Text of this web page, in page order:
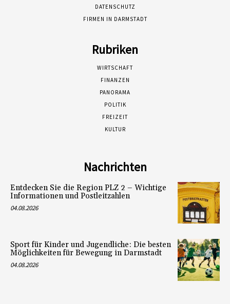
DATENSCHUTZ
FIRMEN IN DARMSTADT
Rubriken
WIRTSCHAFT
FINANZEN
PANORAMA
POLITIK
FREIZEIT
KULTUR
Nachrichten
Entdecken Sie die Region PLZ 2 – Wichtige
Informationen und Postleitzahlen
04.08.2026
Sport für Kinder und Jugendliche: Die besten
Möglichkeiten für Bewegung in Darmstadt
04.08.2026